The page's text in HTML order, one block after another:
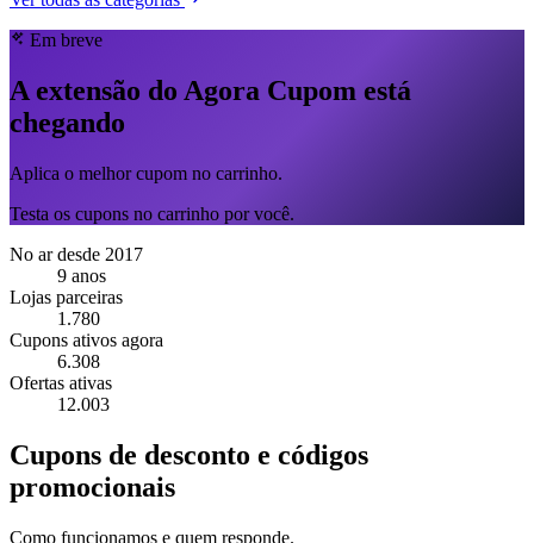
Em breve
A extensão do Agora Cupom está
chegando
Aplica o melhor cupom no carrinho.
Testa os cupons no carrinho por você.
No ar desde 2017
9 anos
Lojas parceiras
1.780
Cupons ativos agora
6.308
Ofertas ativas
12.003
Cupons de desconto e códigos
promocionais
Como funcionamos e quem responde.